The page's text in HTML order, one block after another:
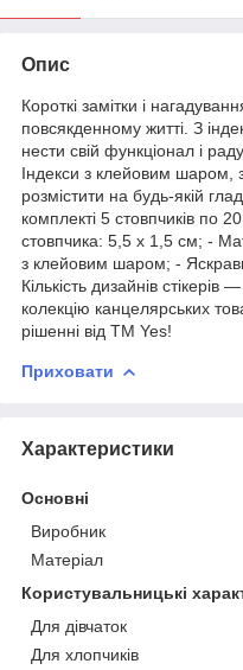
Опис
Короткі замітки і
повсякденному житті. З
нести свій функціонал і
Індекси з клейовим шаром,
розмістити на будь-якій
комплекті 5 стовпчиків по
стовпчика: 5,5 х 1,5 см; -
з клейовим шаром; -
Кількість дизайнів
колекцію канцелярських
рішенні від ТМ Yes!
Приховати
Характеристики
Основні
Виробник
Матеріал
Користувальницькі
Для дівчаток
Для хлопчиків